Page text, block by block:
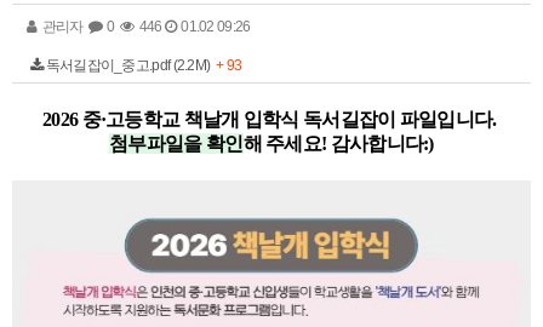
관리자 0 446 01.02 09:26
독서길잡이_중고.pdf (2.2M) + 93
2026 중·고등학교 책날개 입학식 독서길잡이 파일입니다.
첨부파일을 확인해 주세요! 감사합니다:)